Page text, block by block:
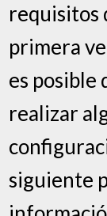
requisitos
primera
es posible
realizar
siguiente